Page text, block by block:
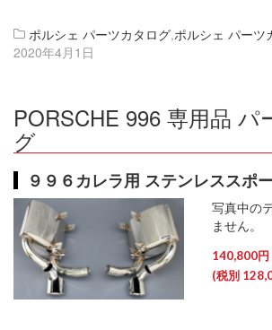
ポルシェ パーツカタログ,ポルシェ パーツ
2020年4月1日
PORSCHE 996 専用品 パ
グ
９９６カレラ用 ステンレススポ
写真中の
ません。
140,800円
(税別